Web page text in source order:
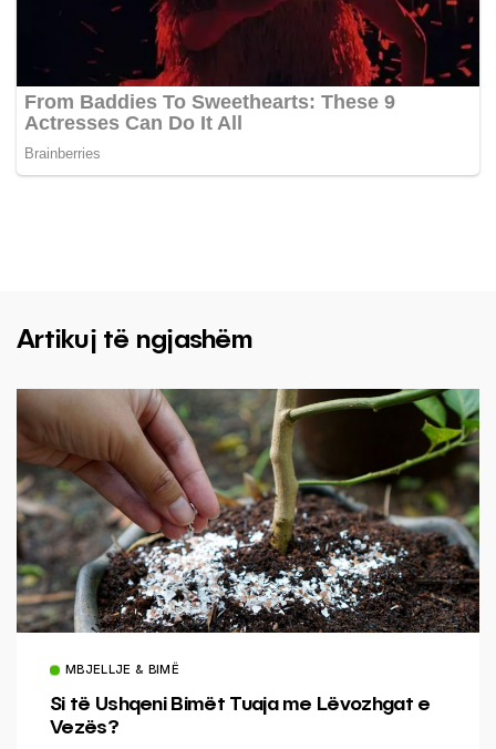
Artikuj të ngjashëm
MBJELLJE & BIMË
Si të Ushqeni Bimët Tuaja me Lëvozhgat e
Vezës?